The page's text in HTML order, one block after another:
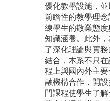
優化教學設施，並
前瞻性的教學理念
練學生的敬業態度
知識涵養。此外，
了深化理論與實務
結合，本系不只在
程上與國內外主要
融機構合作，開設
門課程使學生了解